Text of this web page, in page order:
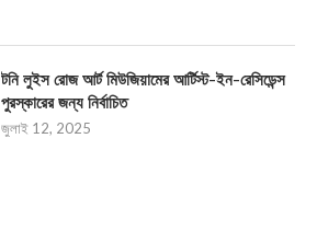
টনি লুইস রোজ আর্ট মিউজিয়ামের আর্টিস্ট-ইন-রেসিডেন্স
পুরস্কারের জন্য নির্বাচিত
জুলাই 12, 2025